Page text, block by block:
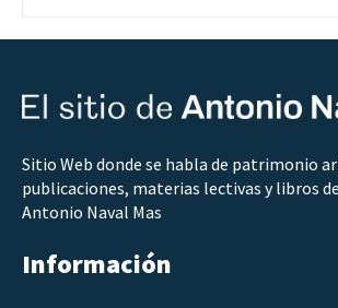
Sitio Web donde se habla de patrimonio
publicaciones, materias lectivas y libros
Antonio Naval Mas
Información